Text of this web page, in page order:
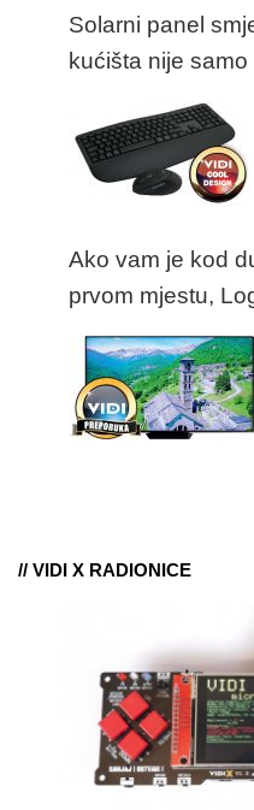
Solarni panel
kućišta nije
dio koncepta
energiju
rad.
Ako vam je kod
prvom mjestu,
kombinaciju
funkcijama.
// VIDI X RADIONICE